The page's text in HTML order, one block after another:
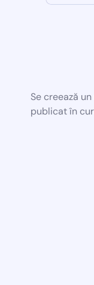
Se creează
publicat în